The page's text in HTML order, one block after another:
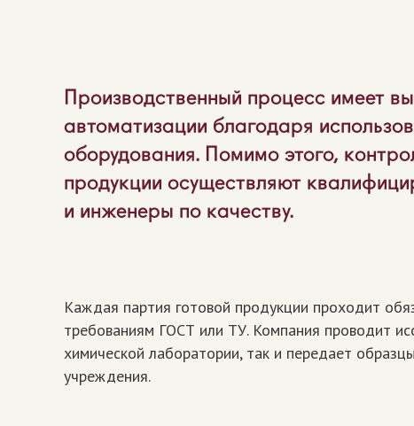
Производственный процесс имеет
автоматизации благодаря
оборудования. Помимо этого,
продукции осуществляют
и инженеры по качеству.
Каждая партия готовой продукции проходит
требованиям ГОСТ или ТУ. Компания проводит
химической лаборатории, так и передает
учреждения.